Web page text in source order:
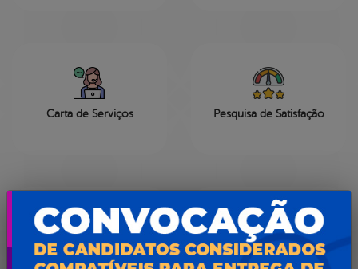
Carta de Serviços Pesquisa de Satisfação
Portal do Contribuinte Oxe Serra Tem